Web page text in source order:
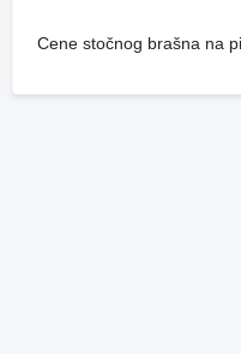
Cene stočnog brašna na